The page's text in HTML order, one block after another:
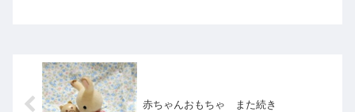
赤ちゃんおもちゃ また続き